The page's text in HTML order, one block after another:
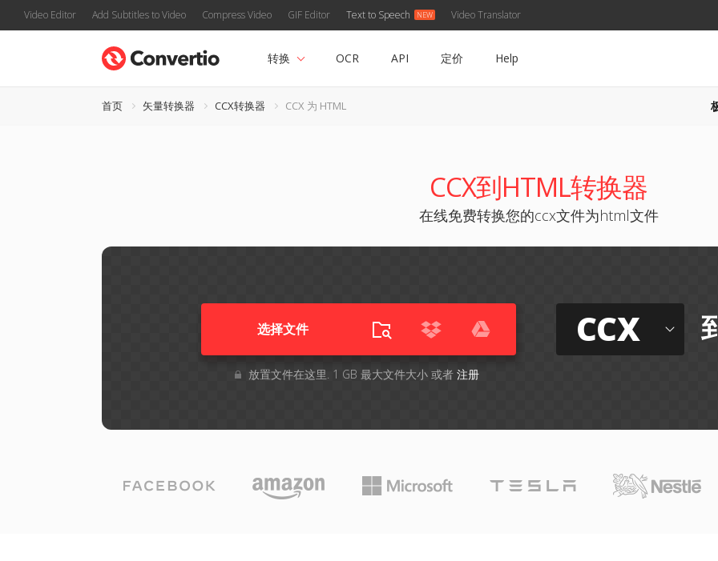
Video Editor Add Subtitles to Video Compress Video GIF Editor Text to Speech Video Translator
转换 OCR API 定价 Help
首页 矢量转换器 CCX转换器 CCX 为 HTML
CCX到HTML转换器
在线免费转换您的ccx文件为html文件
选择文件
放置文件在这里. 1 GB 最大文件大小 或者 注册
CCX